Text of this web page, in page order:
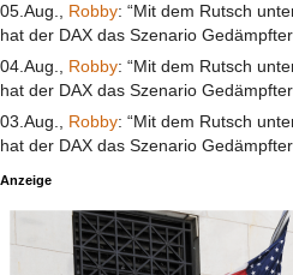
05.Aug., Robby: “Mit dem Rutsch
hat der DAX das Szenario
04.Aug., Robby: “Mit dem Rutsch
hat der DAX das Szenario
03.Aug., Robby: “Mit dem Rutsch
hat der DAX das Szenario
Anzeige